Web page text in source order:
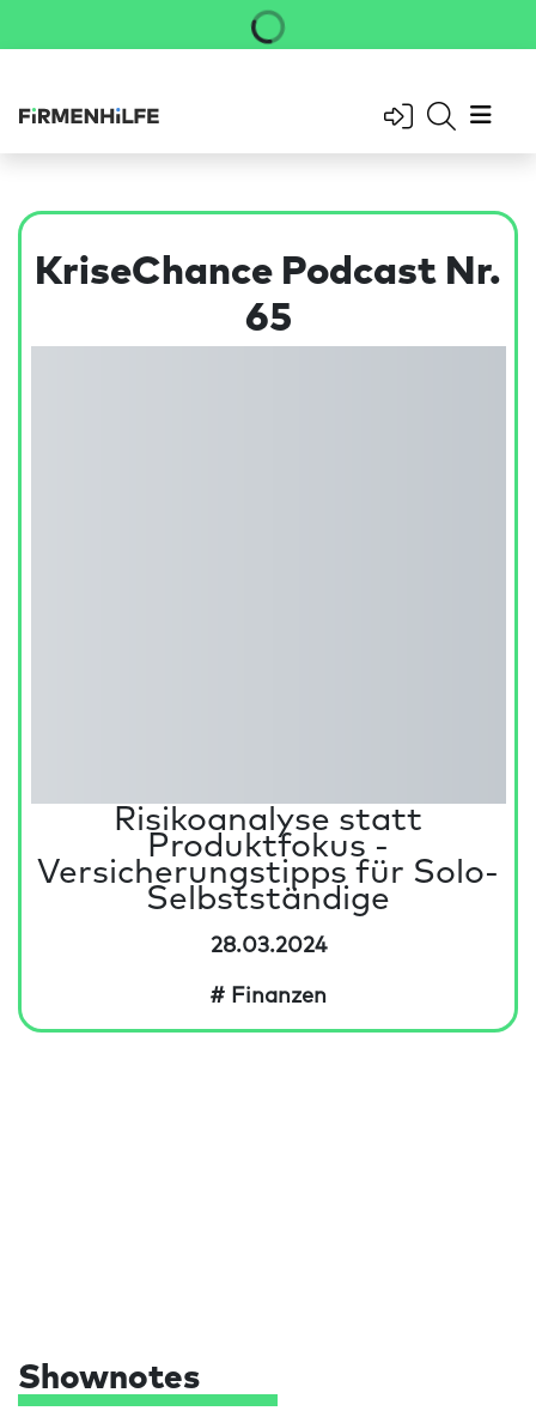
KriseChance Podcast Nr.
65
Risikoanalyse statt
Produktfokus -
Versicherungstipps für Solo-
Selbstständige
28.03.2024
# Finanzen
Shownotes